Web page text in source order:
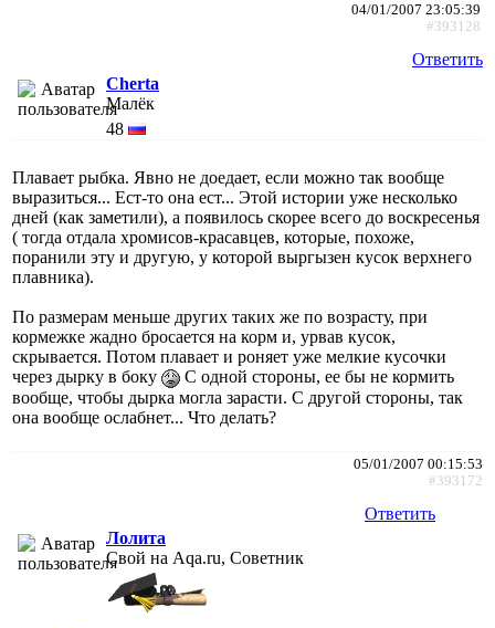
04/01/2007 23:05:39
#393128
Ответить
Cherta
Малёк
48
Плавает рыбка. Явно не доедает, если можно так вообще
выразиться... Ест-то она ест... Этой истории уже несколько
дней (как заметили), а появилось скорее всего до воскресенья
( тогда отдала хромисов-красавцев, которые, похоже,
поранили эту и другую, у которой выргызен кусок верхнего
плавника).
По размерам меньше других таких же по возрасту, при
кормежке жадно бросается на корм и, урвав кусок,
скрывается. Потом плавает и роняет уже мелкие кусочки
через дырку в боку
С одной стороны, ее бы не кормить
вообще, чтобы дырка могла зарасти. С другой стороны, так
она вообще ослабнет... Что делать?
05/01/2007 00:15:53
#393172
Ответить
Лолита
Свой на Aqa.ru, Советник